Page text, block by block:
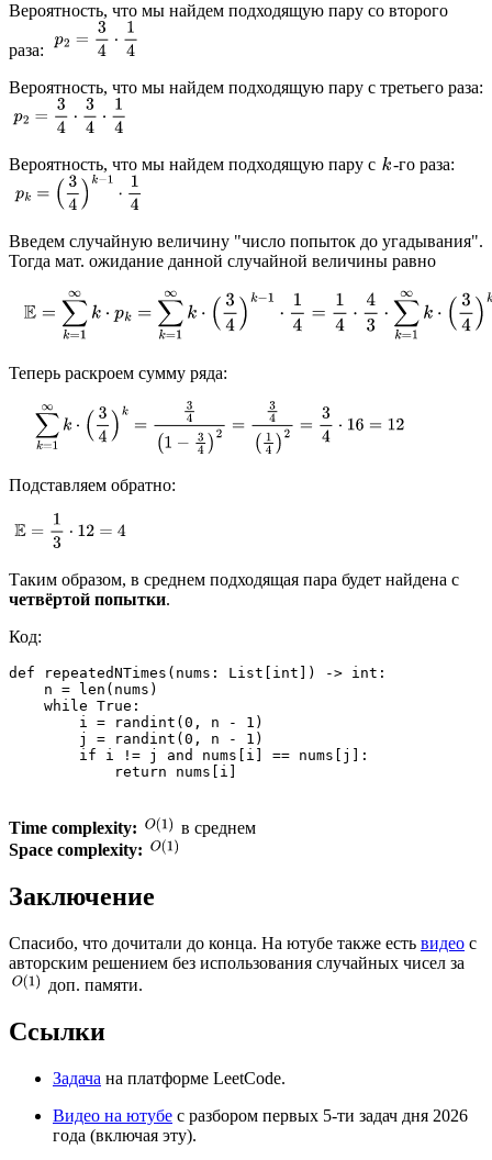
Вероятность, что мы найдем подходящую пару со второго
раза:
Вероятность, что мы найдем подходящую пару с третьего раза:
Вероятность, что мы найдем подходящую пару с -го раза:
Введем случайную величину "число попыток до угадывания".
Тогда мат. ожидание данной случайной величины равно
Теперь раскроем сумму ряда:
Подставляем обратно:
Таким образом, в среднем подходящая пара будет найдена с
четвёртой попытки.
Код:
def repeatedNTimes(nums: List[int]) -> int:
    n = len(nums)
    while True:
        i = randint(0, n - 1)
        j = randint(0, n - 1)
        if i != j and nums[i] == nums[j]:
Time complexity:
в среднем
Space complexity:
Заключение
Спасибо, что дочитали до конца. На ютубе также есть видео с
авторским решением без использования случайных чисел за
доп. памяти.
Ссылки
Задача на платформе LeetCode.
Видео на ютубе с разбором первых 5-ти задач дня 2026
года (включая эту).